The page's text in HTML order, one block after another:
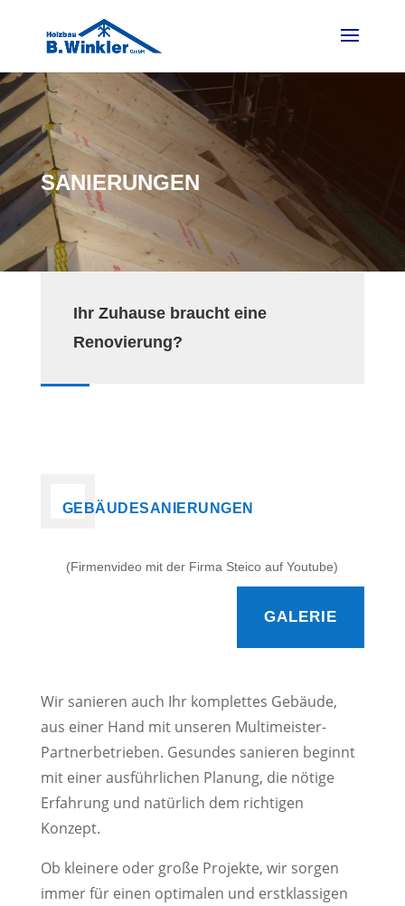
SANIERUNGEN
Ihr Zuhause braucht eine
Renovierung?
GEBÄUDESANIERUNGEN
(Firmenvideo mit der Firma Steico auf Youtube)
GALERIE
Wir sanieren auch Ihr komplettes Gebäude,
aus einer Hand mit unseren Multimeister-
Partnerbetrieben. Gesundes sanieren beginnt
mit einer ausführlichen Planung, die nötige
Erfahrung und natürlich dem richtigen
Konzept.
Ob kleinere oder große Projekte, wir sorgen
immer für einen optimalen und erstklassigen